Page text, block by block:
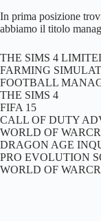
In prima posizione
abbiamo il titolo
THE SIMS 4
FARMING
FOOTBALL
THE SIMS 4
FIFA 15
CALL OF DUTY
WORLD OF
DRAGON AGE
PRO EVOLUTION
WORLD OF